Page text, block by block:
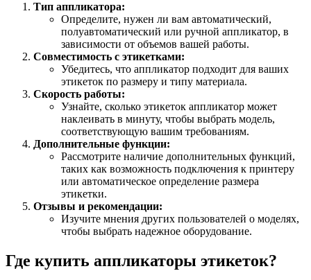
Тип аппликатора:
Определите, нужен ли вам автоматический,
полуавтоматический или ручной аппликатор, в
зависимости от объемов вашей работы.
Совместимость с этикетками:
Убедитесь, что аппликатор подходит для ваших
этикеток по размеру и типу материала.
Скорость работы:
Узнайте, сколько этикеток аппликатор может
наклеивать в минуту, чтобы выбрать модель,
соответствующую вашим требованиям.
Дополнительные функции:
Рассмотрите наличие дополнительных функций,
таких как возможность подключения к принтеру
или автоматическое определение размера
этикетки.
Отзывы и рекомендации:
Изучите мнения других пользователей о моделях,
чтобы выбрать надежное оборудование.
Где купить аппликаторы этикеток?